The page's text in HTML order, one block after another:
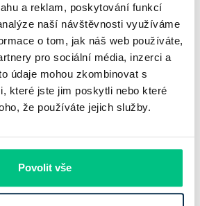
a reklam, poskytování funkcí
naší návštěvnosti využíváme
o tom, jak náš web používáte,
pro sociální média, inzerci a
údaje mohou zkombinovat s
které jste jim poskytli nebo které
že používáte jejich služby.
Povolit vše
od 27.7.2026 zdražuje
Raiffeisenbank
do 6.9.2026
konci července 2026 potvrzuje, že
a část bank pokračuje v jejich
04.08.2026